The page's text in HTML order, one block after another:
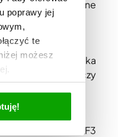
poprawy jej
te
możesz
mrożone. Ulubione
dozowania mleka
Wystarczy
na kostki lodu. KF3